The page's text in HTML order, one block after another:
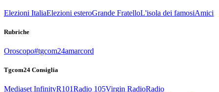
Elezioni ItaliaElezioni esteroGrande FratelloL'isola dei famosiAmici
Rubriche
Oroscopo#tgcom24amarcord
Tgcom24 Consiglia
Mediaset InfinityR101Radio 105Virgin RadioRadio